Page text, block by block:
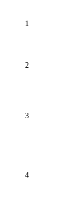
1
2
3
4